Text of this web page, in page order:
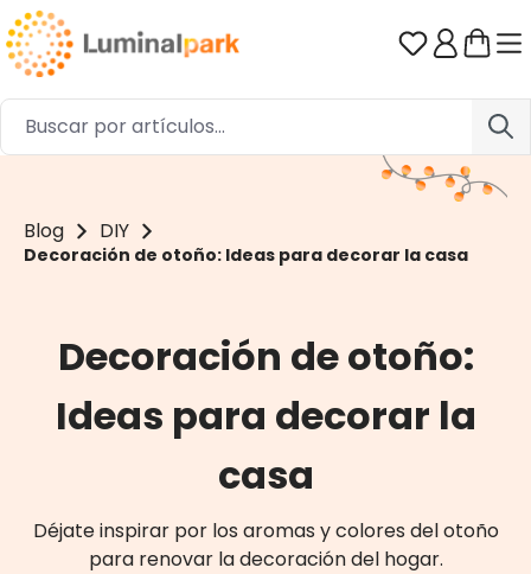
Saltar al contenido principal Tienes 0
Blog DIY
Decoración de otoño: Ideas para decorar la casa
Decoración de otoño:
Ideas para decorar la
casa
Déjate inspirar por los aromas y colores del otoño
para renovar la decoración del hogar.